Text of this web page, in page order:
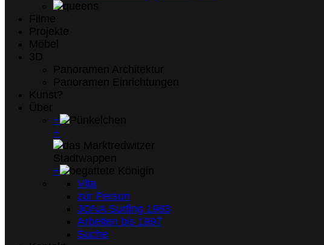
+
+
+
Vita
zur Person
JONA Surfing 1983
Arbeiten bis 1997
Suche